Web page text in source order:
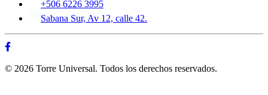
+506 6226 3995
Sabana Sur, Av 12, calle 42.
© 2026 Torre Universal. Todos los derechos reservados.